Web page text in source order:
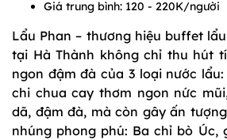
Giá trung bình: 120 - 220K/người
Lẩu Phan – thương hiệu buffet
tại Hà Thành không chỉ thu hút
ngon đậm đà của 3 loại nước
chi chua cay thơm ngon nức
dã, đậm đà, mà còn gây ấn
nhúng phong phú: Ba chỉ bò Úc,